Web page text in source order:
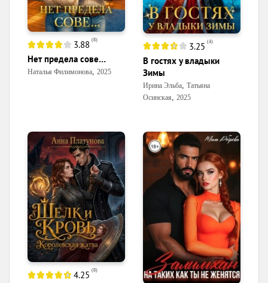
3.88 (8)
Нет предела сове…
Наталья Филимонова, 2025
3.25 (4)
В гостях у владыки
Зимы
Ирина Эльба Татьяна
Осинская
2025
4.25 (8)